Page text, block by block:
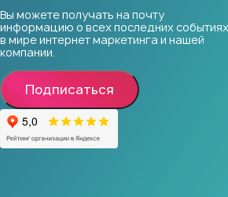
Вы можете получать на почту
информацию о всех последних событиях
в мире интернет маркетинга и нашей
компании.
Подписаться